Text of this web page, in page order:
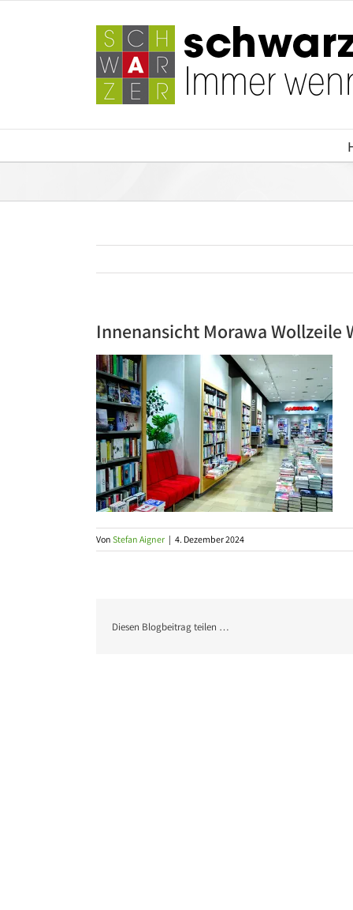
Innenansicht Morawa Wollzeile
Von Stefan Aigner | 4. Dezember 2024
Diesen Blogbeitrag teilen …